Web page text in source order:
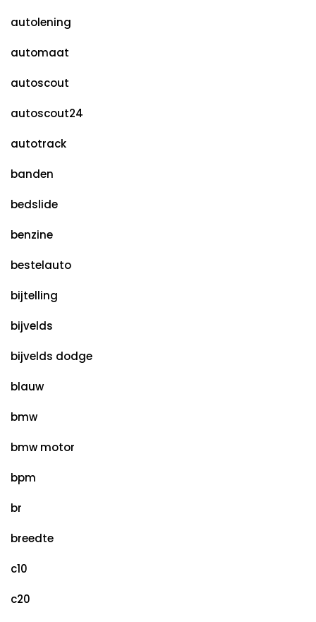
autolening
automaat
autoscout
autoscout24
autotrack
banden
bedslide
benzine
bestelauto
bijtelling
bijvelds
bijvelds dodge
blauw
bmw
bmw motor
bpm
br
breedte
c10
c20